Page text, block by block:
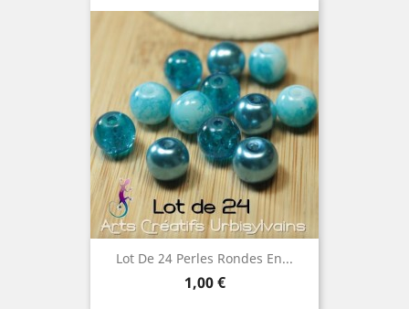
Lot De 24 Perles Rondes En...
Prix
1,00 €